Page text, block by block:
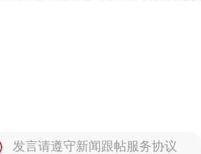
发言请遵守新闻跟帖服务协议